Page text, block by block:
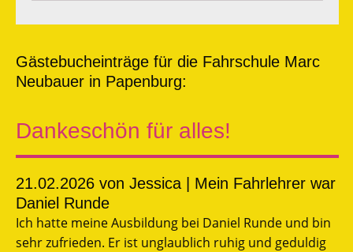
Gästebucheinträge für die Fahrschule Marc
Neubauer in Papenburg:
Dankeschön für alles!
21.02.2026 von Jessica | Mein Fahrlehrer war
Daniel Runde
Ich hatte meine Ausbildung bei Daniel Runde und bin
sehr zufrieden. Er ist unglaublich ruhig und geduldig